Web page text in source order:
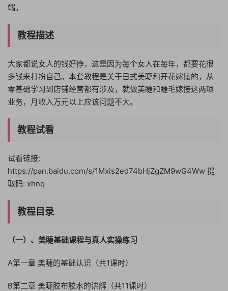
端。
教程描述
大家都说女人的钱好挣，这是因为每个女人在每年，都要花很
多钱来打扮自己。本套教程是关于日式美睫和开花嫁接的，从
零基础学习到店铺经营都有涉及，就做美睫和睫毛嫁接这两项
业务，月收入万元以上应该问题不大。
教程试看
试看链接:
https://pan.baidu.com/s/1Mxis2ed74bHjZgZM9wG4Ww 提
取码: xhnq
教程目录
（一）、美睫基础课程与真人实操练习
A第一章 美睫的基础认识（共1课时）
B第二章 美睫胶布胶水的讲解（共11课时）